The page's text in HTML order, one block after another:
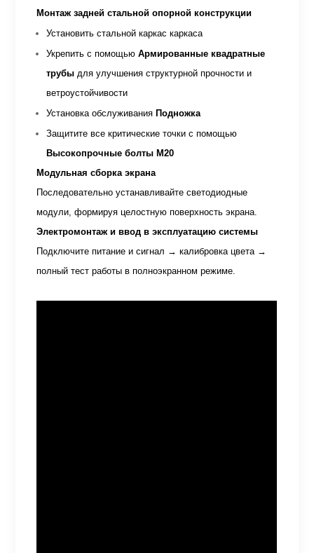
Монтаж задней стальной опорной конструкции
Установить стальной каркас каркаса
Укрепить с помощьюАрмированные квадратные
трубы для улучшения структурной прочности и
ветроустойчивости
Установка обслуживания Подножка
Защитите все критические точки с помощью
Высокопрочные болты М20
Модульная сборка экрана
Последовательно устанавливайте светодиодные
модули, формируя целостную поверхность экрана.
Электромонтаж и ввод в эксплуатацию системы
Подключите питание и сигнал → калибровка цвета →
полный тест работы в полноэкранном режиме.